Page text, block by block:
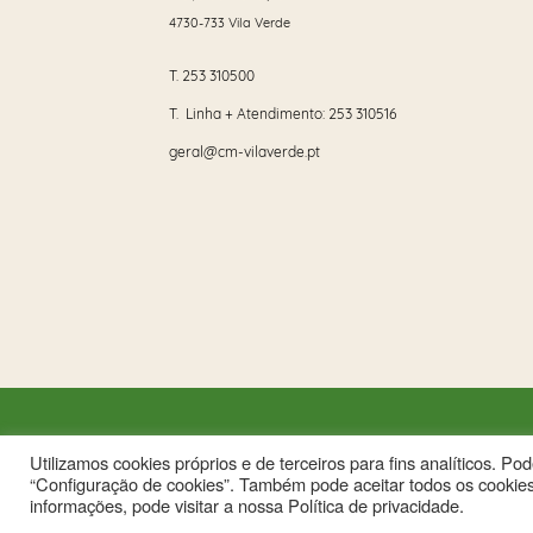
4730-733 Vila Verde
T. 253 310500
T. Linha + Atendimento: 253 310516
geral@cm-vilaverde.pt
Utilizamos cookies próprios e de terceiros para fins analíticos.
“Configuração de cookies”. Também pode aceitar todos os
informações, pode visitar a nossa Política de privacidade.This site is